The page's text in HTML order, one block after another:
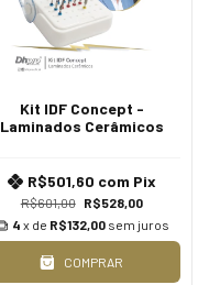
Kit IDF Concept -
Laminados Cerâmicos
R$601,00 R$528,00
R$501,60 com Pix
4 x de R$132,00 sem juros
COMPRAR